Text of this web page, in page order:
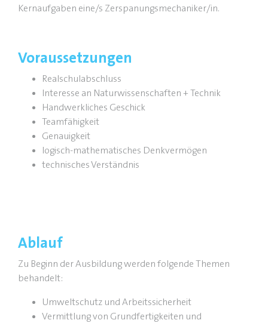
Kernaufgaben eine/s Zerspanungsmechaniker/in.
Voraussetzungen
Realschulabschluss
Interesse an Naturwissenschaften + Technik
Handwerkliches Geschick
Teamfähigkeit
Genauigkeit
logisch-mathematisches Denkvermögen
technisches Verständnis
Ablauf
Zu Beginn der Ausbildung werden folgende Themen
behandelt:
Umweltschutz und Arbeitssicherheit
Vermittlung von Grundfertigkeiten und